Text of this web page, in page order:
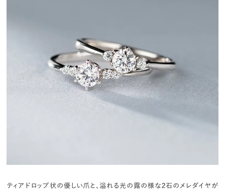
ティアドロップ状の優しい爪と、溢れる光の露の様な２石のメレダイヤが